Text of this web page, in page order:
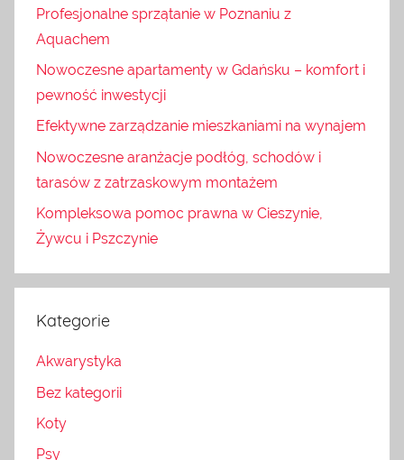
Profesjonalne sprzątanie w Poznaniu z
Aquachem
Nowoczesne apartamenty w Gdańsku – komfort i
pewność inwestycji
Efektywne zarządzanie mieszkaniami na wynajem
Nowoczesne aranżacje podłóg, schodów i
tarasów z zatrzaskowym montażem
Kompleksowa pomoc prawna w Cieszynie,
Żywcu i Pszczynie
Kategorie
Akwarystyka
Bez kategorii
Koty
Psy